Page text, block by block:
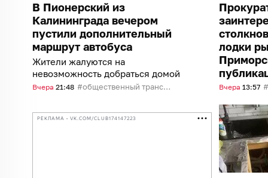
В Пионерский из
Калининграда вечером
пустили дополнительный
маршрут автобуса
Жители жалуются на
невозможность добраться домой
Вчера 21:48 общественный транспорт
лодки
Вчера 13:57
РЕКЛАМА • VK.COM/CLUB174147223